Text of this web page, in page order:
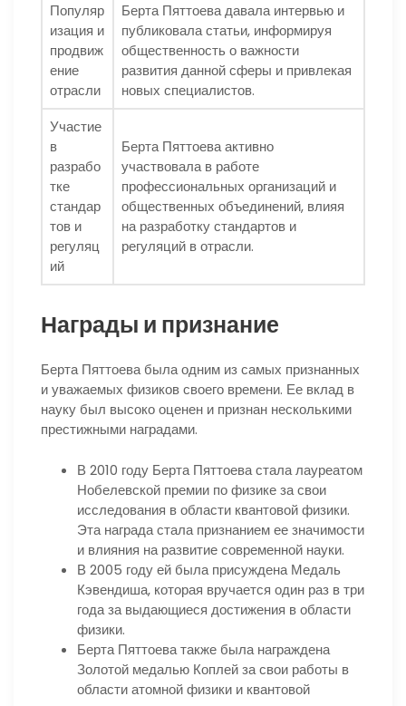
Популяр
изация и
продвиж
ение
отрасли
Берта Пяттоева давала интервью и
публиковала статьи, информируя
общественность о важности
развития данной сферы и привлекая
новых специалистов.
Участие
в
разрабо
тке
стандар
тов и
регуляц
ий
Берта Пяттоева активно
участвовала в работе
профессиональных организаций и
общественных объединений, влияя
на разработку стандартов и
регуляций в отрасли.
Награды и признание
Берта Пяттоева была одним из самых признанных
и уважаемых физиков своего времени. Ее вклад в
науку был высоко оценен и признан несколькими
престижными наградами.
В 2010 году Берта Пяттоева стала лауреатом
Нобелевской премии по физике за свои
исследования в области квантовой физики.
Эта награда стала признанием ее значимости
и влияния на развитие современной науки.
В 2005 году ей была присуждена Медаль
Кэвендиша, которая вручается один раз в три
года за выдающиеся достижения в области
физики.
Берта Пяттоева также была награждена
Золотой медалью Коплей за свои работы в
области атомной физики и квантовой